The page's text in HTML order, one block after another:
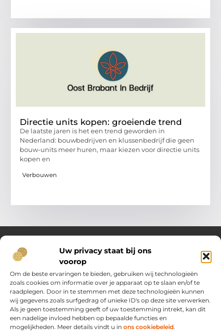
Uw privacy staat bij ons
voorop
Om de beste ervaringen te bieden, gebruiken wij technologieën
zoals cookies om informatie over je apparaat op te slaan en/of te
raadplegen. Door in te stemmen met deze technologieën kunnen
wij gegevens zoals surfgedrag of unieke ID's op deze site verwerken.
Als je geen toestemming geeft of uw toestemming intrekt, kan dit
een nadelige invloed hebben op bepaalde functies en
mogelijkheden. Meer details vindt u in ons cookiebeleid.
Directie units kopen: groeiende trend
De laatste jaren is het een trend geworden in
Nederland: bouwbedrijven en klussenbedrijf die geen
bouw-units meer huren, maar kiezen voor directie units
kopen en
Verbouwen
Over Oost Brabant in Bedrijf.nl
Dé plek voor kennis, inspiratie en praktische inzichten.
Ontdek een veelzijdig aanbod aan artikelen en blogs die je
ondersteunen in het dagelijks leven en ondernemerschap –
van handige tips tot vernieuwende perspectieven.
Main Links